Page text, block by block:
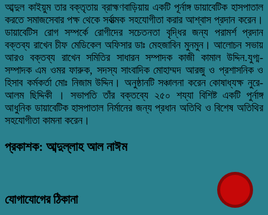
আব্দুল কাইয়ুম তার বক্তৃতায় ব্রাহ্মণবাড়িয়ায় একটি পূর্নাঙ্গ ডায়াবেটিক হাসপাতাল
করতে সমাজসেবার পক্ষ থেকে সর্বাত্মক সহযোগীতা করার আশ্বাস প্রদান করেন।
ডায়াবেটিস রোগ সম্পর্কে রোগীদের সচেতনতা বৃদ্ধির জন্য পরামর্শ প্রদান
বক্তব্য রাখেন চীফ মেডিকেল অফিসার ডাঃ মেহজাবিন মুনমুন। আলোচন সভায়
আরও বক্তব্য রাখেন সমিতির সাধারন সম্পাদক কাজী কামাল ‌উদ্দিন.যুগ্ম-
সম্পাদক এম ওমর ফারুক, সদস্য সাংবাদিক মোহাম্মদ আরজু ও প্রশাসনিক ও
হিসাব কর্মকর্তা মোঃ নিজাম উদ্দিন। অনুষ্ঠানটি সঞ্চালনা করেন কোষাধ্যক্ষ নুরে-
আলম ছিদ্দিকী । সভাপতি তাঁর বক্তব্যে ২৫০ শয্যা বিশিষ্ট একটি পুর্নাঙ্গ
আধুনিক ডায়াবেটিক হাসপাতাল নির্মানের জন্য প্রধান অতিথি ও বিশেষ অতিথির
সহযোগীতা কামনা করেন।
প্রকাশক: আব্দুল্লাহ আল নাঈম
যোগাযোগের ঠিকানা